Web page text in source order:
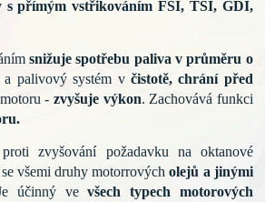
s přímým vstřikováním FSI, TSI, GDI,
snižuje spotřebu paliva v průměru o
a palivovýsystém včistotě, chrání před
motoru -zvyšuje výkon. Zachovává funkci
proti zvyšování požadavku na oktanové
všemi druhymotorrovýcholejů a jinými
účinný vevšech typech motorových